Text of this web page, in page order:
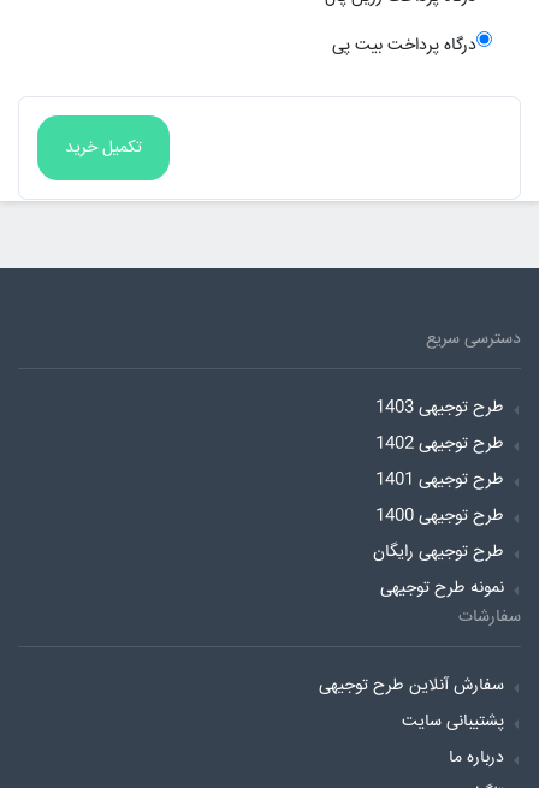
درگاه پرداخت بیت پی
دسترسی سریع
طرح توجیهی 1403
طرح توجیهی 1402
طرح توجیهی 1401
طرح توجیهی 1400
طرح توجیهی رایگان
نمونه طرح توجیهی
سفارشات
سفارش آنلاین طرح توجیهی
پشتیبانی سایت
درباره ما